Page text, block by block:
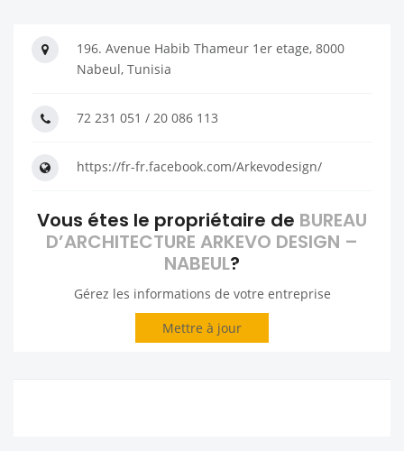
196. Avenue Habib Thameur 1er etage, 8000
Nabeul, Tunisia
72 231 051 / 20 086 113
https://fr-fr.facebook.com/Arkevodesign/
Vous étes le propriétaire de BUREAU
D’ARCHITECTURE ARKEVO DESIGN –
NABEUL?
Gérez les informations de votre entreprise
Mettre à jour